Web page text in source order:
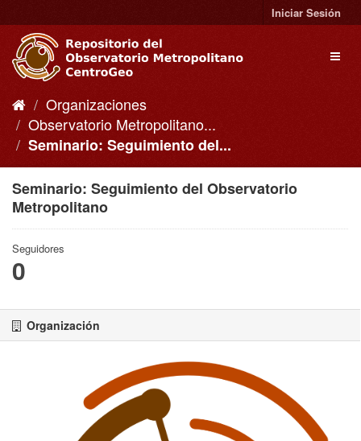
al
contenido
Iniciar Sesión
Organizaciones
Observatorio Metropolitano...
Seminario: Seguimiento del...
Seminario: Seguimiento del Observatorio
Metropolitano
Seguidores
0
Organización